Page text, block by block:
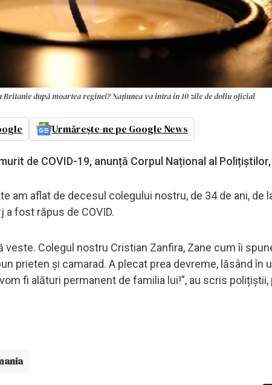
după moartea reginei? Națiunea va intra în 10 zile de doliu oficial
Urmărește-ne pe Google News
de COVID-19, anunță Corpul Național al
am aflat de decesul colegului nostru, de 34 de ani, de
a fost răpus de COVID.
Colegul nostru Cristian Zanfira, Zane cum îi
prieten și camarad. A plecat prea devreme, lăsând în
fi alături permanent de familia lui!”, au scris